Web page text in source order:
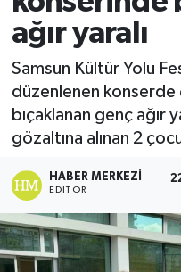
ağır yaralı
Samsun Kültür Yolu
düzenlenen konserde
bıçaklanan genç ağır
gözaltına alınan 2
HABER MERKEZI
EDITÖR
Ekonomi
Sağlık
Tokat Haber